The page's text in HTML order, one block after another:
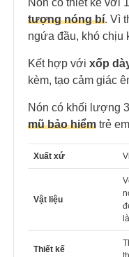
tượng nóng bí. Vì
ngứa đầu, khó chịu
Kết hợp với xốp
kèm, tạo cảm giác
Nón có khối lượng
mũ bảo hiểm trẻ
Xuất xứ
Vật liệu
Thiết kế